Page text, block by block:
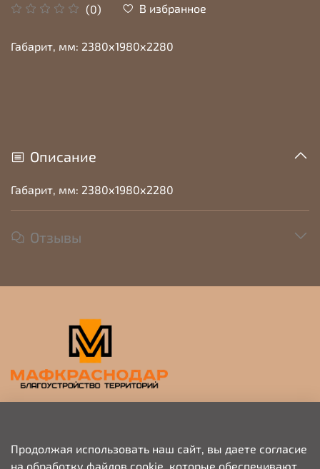
(0) В избранное
Габарит, мм: 2380х1980х2280
Описание
Габарит, мм: 2380х1980х2280
Отзывы
Продолжая использовать наш сайт, вы даете согласие
на обработку файлов cookie, которые обеспечивают